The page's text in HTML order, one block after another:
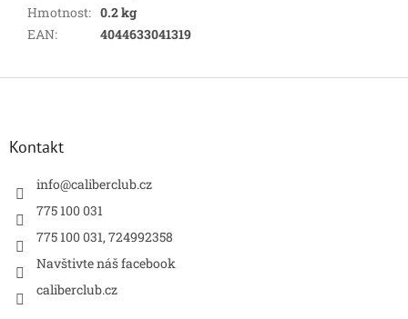
Hmotnost: 0.2 kg
EAN: 4044633041319
Z
Kontakt
info@caliberclub.cz
775 100 031
775 100 031, 724992358
Navštivte náš facebook
caliberclub.cz